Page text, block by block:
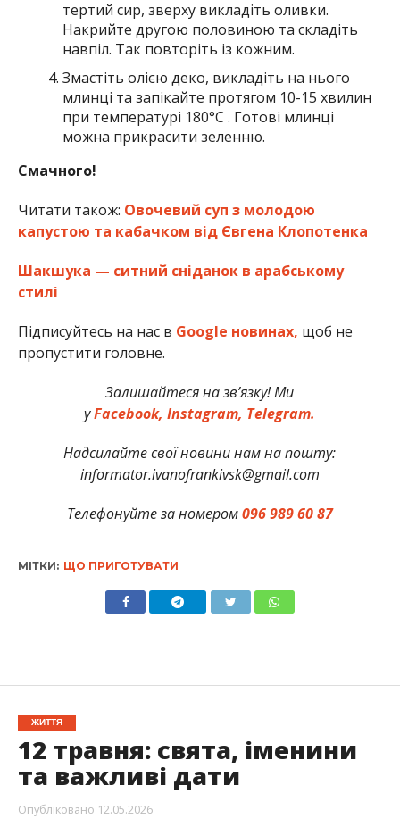
тертий сир, зверху викладіть оливки.
Накрийте другою половиною та складіть
навпіл. Так повторіть із кожним.
Змастіть олією деко, викладіть на нього
млинці та запікайте протягом 10-15 хвилин
при температурі 180°C . Готові млинці
можна прикрасити зеленню.
Смачного!
Читати також: Овочевий суп з молодою
капустою та кабачком від Євгена Клопотенка
Шакшука — ситний сніданок в арабському
стилі
Підписуйтесь на нас в Google новинах, щоб не
пропустити головне.
Залишайтеся на зв’язку! Ми
уFacebook, Instagram, Telegram.
Надсилайте свої новини нам на пошту:
informator.ivanofrankivsk@gmail.com
Телефонуйте за номером096 989 60 87
МІТКИ: ЩО ПРИГОТУВАТИ
ЖИТТЯ
12 травня: свята, іменини
та важливі дати
Опубліковано 12.05.2026